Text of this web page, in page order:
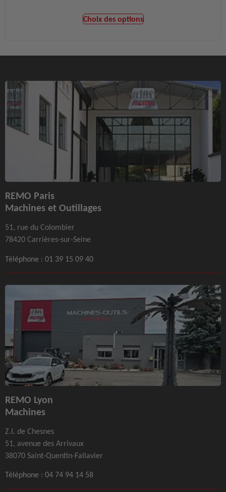
Choix des options
REMO Paris
Machines et Outillages
51, rue du Colombier
78420 Carrières-sur-Seine
Téléphone : 01 39 15 09 40
REMO Lyon
Machines
Z.I. de Chesnes
51, avenue des Arrivaux
38070 Saint-Quentin-Fallavier
Téléphone : 04 74 94 14 58